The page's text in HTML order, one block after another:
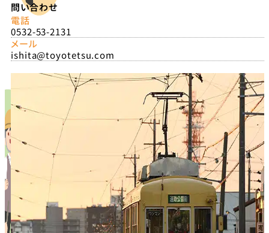
問い合わせ
電話
0532-53-2131
メール
ishita@toyotetsu.com